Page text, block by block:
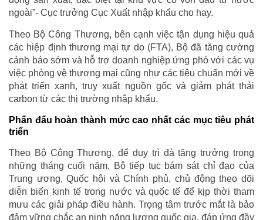
ngoài”- Cục trưởng Cục Xuất nhập khẩu cho hay.
Theo Bộ Công Thương, bên cạnh việc tận dụng hiệu quả
các hiệp định thương mại tự do (FTA), Bộ đã tăng cường
cảnh báo sớm và hỗ trợ doanh nghiệp ứng phó với các vụ
việc phòng vệ thương mại cũng như các tiêu chuẩn mới về
phát triển xanh, truy xuất nguồn gốc và giảm phát thải
carbon từ các thị trường nhập khẩu.
Phấn đấu hoàn thành mức cao nhất các mục tiêu phát
triển
Theo Bộ Công Thương, để duy trì đà tăng trưởng trong
những tháng cuối năm, Bộ tiếp tục bám sát chỉ đạo của
Trung ương, Quốc hội và Chính phủ, chủ động theo dõi
diễn biến kinh tế trong nước và quốc tế để kịp thời tham
mưu các giải pháp điều hành. Trọng tâm trước mắt là bảo
đảm vững chắc an ninh năng lượng quốc gia, đáp ứng đầy